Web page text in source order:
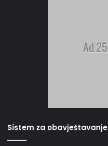
Sistem za obavještavanje